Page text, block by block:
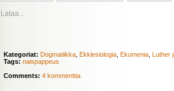
Lataa...
Kategoriat: Dogmatiikka Ekklesiologia Ekumenia Luther
Tags: naispappeus
Comments: 4 kommenttia